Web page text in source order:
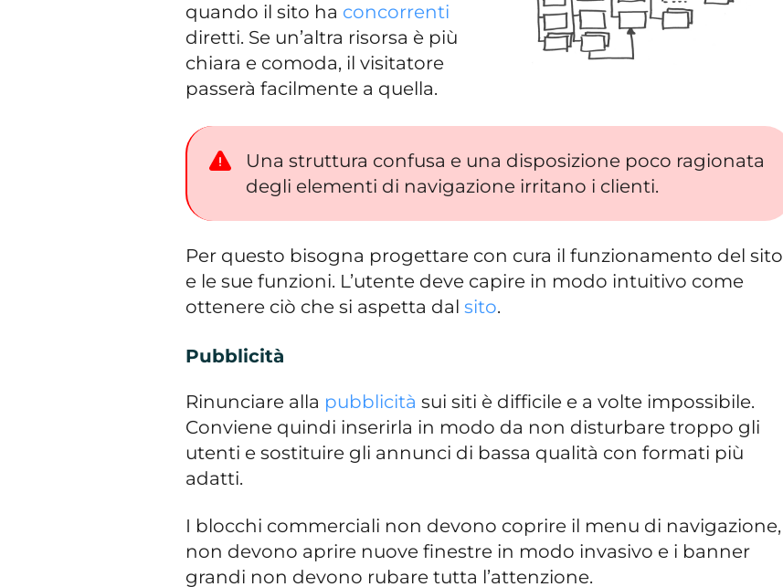
quando il sito ha concorrenti
diretti. Se un’altra risorsa è più
chiara e comoda, il visitatore
passerà facilmente a quella.
Una struttura confusa e una disposizione poco ragionata
degli elementi di navigazione irritano i clienti.
Per questo bisogna progettare con cura il funzionamento del sito
e le sue funzioni. L’utente deve capire in modo intuitivo come
ottenere ciò che si aspetta dalsito.
Pubblicità
Rinunciare alla pubblicità sui siti è difficile e a volte impossibile.
Conviene quindi inserirla in modo da non disturbare troppo gli
utenti e sostituire gli annunci di bassa qualità con formati più
adatti.
I blocchi commerciali non devono coprire il menu di navigazione,
non devono aprire nuove finestre in modo invasivo e i banner
grandi non devono rubare tutta l’attenzione.